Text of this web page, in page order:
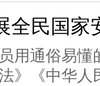
文化安全
与经常性
“大安全”
全民国家
用通俗易
》《中华